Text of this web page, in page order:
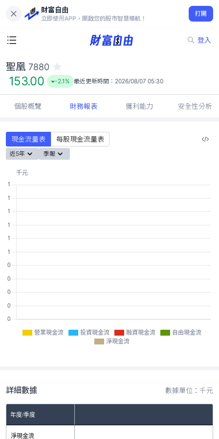
財富自由
立即使用APP，開啟您的股市智慧導航！
打開
登入
153.00
-2.1%
聖凰 7880
153.00 -2.1% 最近更新時間： 2026/08/07 05:30
個股概覽 財務報表 獲利能力 安全性分析
現金流量表 每股現金流量表
近5年 季報
營業現金流 投資現金流 融資現金流
自由現金流
淨現金流
詳細數據 數據單位：千元
年度/季度
淨現金流